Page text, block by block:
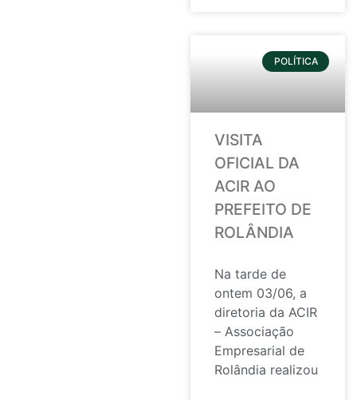
POLÍTICA
VISITA
OFICIAL DA
ACIR AO
PREFEITO DE
ROLÂNDIA
Na tarde de
ontem 03/06, a
diretoria da ACIR
– Associação
Empresarial de
Rolândia realizou